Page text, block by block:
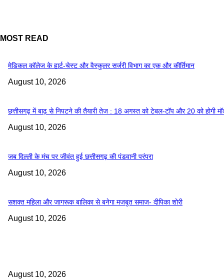
MOST READ
​मेडिकल कॉलेज के हार्ट-चेस्ट और वैस्कुलर सर्जरी विभाग का एक और कीर्तिमान
August 10, 2026
छत्तीसगढ़ में बाढ़ से निपटने की तैयारी तेज : 18 अगस्त को टेबल-टॉप और 20 को होगी
August 10, 2026
जब दिल्ली के मंच पर जीवंत हुई छत्तीसगढ़ की पंडवानी परंपरा
August 10, 2026
सशक्त महिला और जागरूक बालिका से बनेगा मजबूत समाज- दीपिका शोरी
August 10, 2026
August 10, 2026